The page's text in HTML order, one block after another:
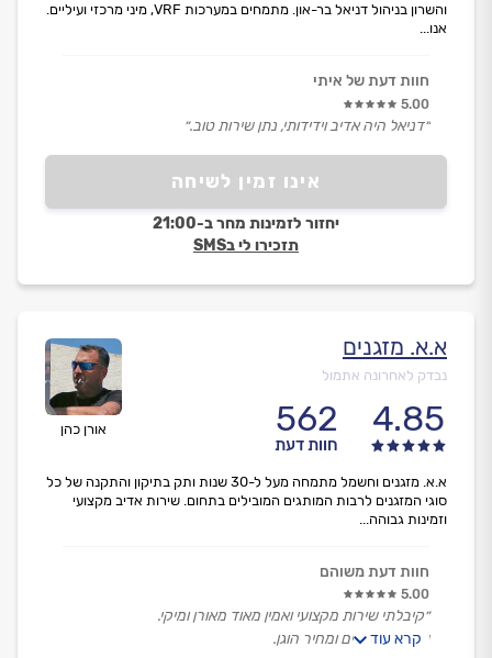
אינו זמין לשיחה
יחזור לזמינות מחר ב-21:00
תזכירו לי בSMS
והשרון בניהול דניאל בר-און. מתמחים במערכות VRF, מיני מרכזי ועיליים.
אנו...
חוות דעת של איתי
5.00
״דניאל היה אדיב וידידותי, נתן שירות טוב.״
אורן כהן
א.א. מזגנים
נבדק לאחרונה אתמול
4.85
562
חוות דעת
א.א. מזגנים וחשמל מתמחה מעל ל-30 שנות ותק בתיקון והתקנה של כל
סוגי המזגנים לרבות המותגים המובילים בתחום. שירות אדיב מקצועי
וזמינות גבוהה...
חוות דעת משוהם
5.00
״קיבלתי שירות מקצועי ואמין מאוד מאורן ומיקי.
עמידה בזמנים ומחיר הוגן.
קרא עוד